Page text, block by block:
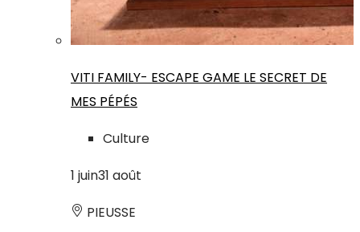
VITI FAMILY- ESCAPE GAME LE SECRET DE
MES PÉPÉS
Culture
1 juin31 août
PIEUSSE